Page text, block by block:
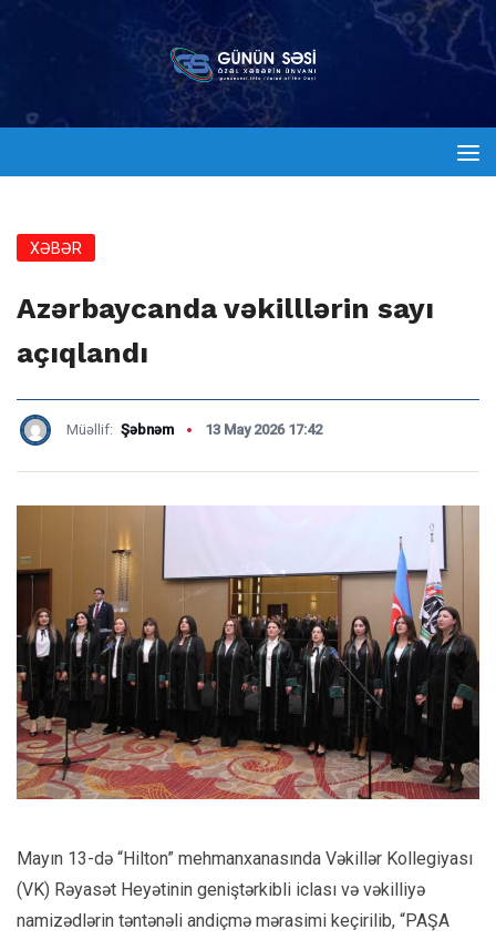
XƏBƏR
Azərbaycanda vəkilllərin sayı
açıqlandı
Müəllif: Şəbnəm 13 May 2026 17:42
Mayın 13-də “Hilton” mehmanxanasında Vəkillər Kollegiyası
(VK) Rəyasət Heyətinin geniştərkibli iclası və vəkilliyə
namizədlərin təntənəli andiçmə mərasimi keçirilib, “PAŞA